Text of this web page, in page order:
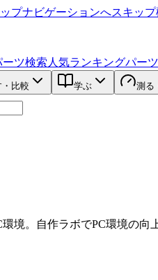
プナビゲーションへスキップ
ツ検索 人気ランキングパー
比較 学ぶ 測る
環境。 自作ラボでPC環境の向